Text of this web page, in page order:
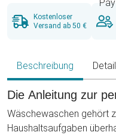
Kostenloser
Versand ab 50 €
Beschreibung
Die Anleitung zur
Wäschewaschen gehört
Haushaltsaufgaben